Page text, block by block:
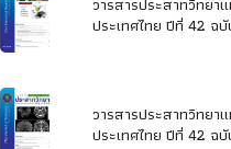
ประเทศไทย ปีที่ 42 ฉ
วารสารประสาทวิทยา
ประเทศไทย ปีที่ 42 ฉ